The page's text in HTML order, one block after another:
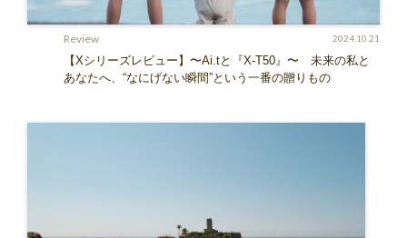
Review 2024.10.21
【Xシリーズレビュー】〜Ai.tと『X-T50』〜 未来の私と
あなたへ、“なにげない瞬間”という一番の贈りもの